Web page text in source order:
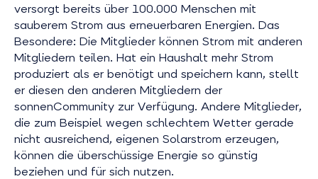
versorgt bereits über 100.000 Menschen mit
sauberem Strom aus erneuerbaren Energien. Das
Besondere: Die Mitglieder können Strom mit anderen
Mitgliedern teilen. Hat ein Haushalt mehr Strom
produziert als er benötigt und speichern kann, stellt
er diesen den anderen Mitgliedern der
sonnenCommunity zur Verfügung. Andere Mitglieder,
die zum Beispiel wegen schlechtem Wetter gerade
nicht ausreichend, eigenen Solarstrom erzeugen,
können die überschüssige Energie so günstig
beziehen und für sich nutzen.